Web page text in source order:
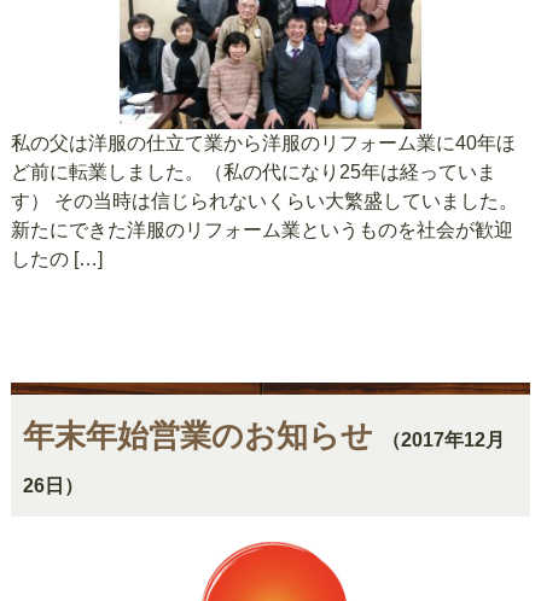
私の父は洋服の仕立て業から洋服のリフォーム業に40年ほ
ど前に転業しました。（私の代になり25年は経っていま
す） その当時は信じられないくらい大繁盛していました。
新たにできた洋服のリフォーム業というものを社会が歓迎
したの […]
年末年始営業のお知らせ （2017年12月
26日）